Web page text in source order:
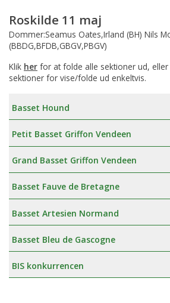
Roskilde 11 maj
Dommer:Seamus Oates,Irland (BH) Nils
(BBDG,BFDB,GBGV,PBGV)
Klik her for at folde alle sektioner ud, eller
sektioner for vise/folde ud enkeltvis.
Basset Hound
Petit Basset Griffon Vendeen
Grand Basset Griffon Vendeen
Basset Fauve de Bretagne
Basset Artesien Normand
Basset Bleu de Gascogne
BIS konkurrencen